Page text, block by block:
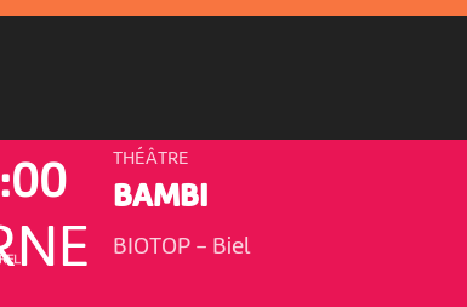
THÉÂTRE
BAMBI
BIOTOP - Biel